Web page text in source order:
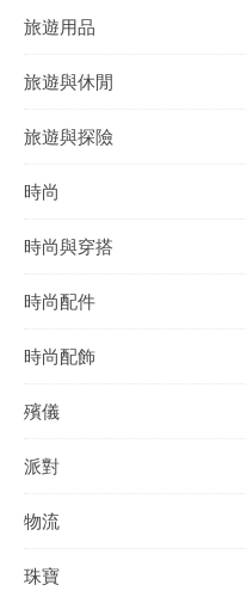
旅遊用品
旅遊與休閒
旅遊與探險
時尚
時尚與穿搭
時尚配件
時尚配飾
殯儀
派對
物流
珠寶